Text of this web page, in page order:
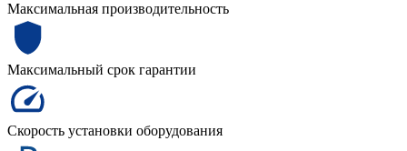
Максимальная производительность
Максимальный срок гарантии
Скорость установки оборудования